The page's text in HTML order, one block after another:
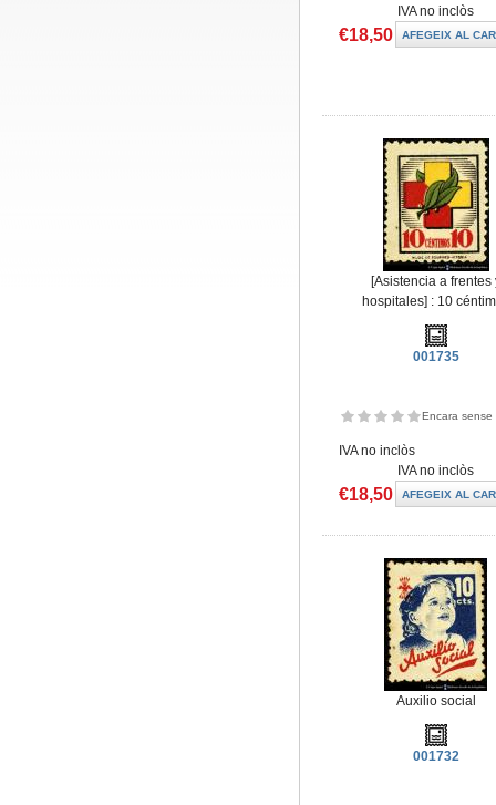
IVA no inclòs
€18,50
[Asistencia a frentes
hospitales] : 10
001735
Encara sense
IVA no inclòs
IVA no inclòs
€18,50
Auxilio social
001732